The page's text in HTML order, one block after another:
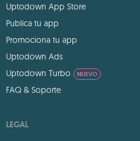
Uptodown App Store
Publica tu app
Promociona tu app
Uptodown Ads
Uptodown Turbo
NUEVO
FAQ & Soporte
LEGAL